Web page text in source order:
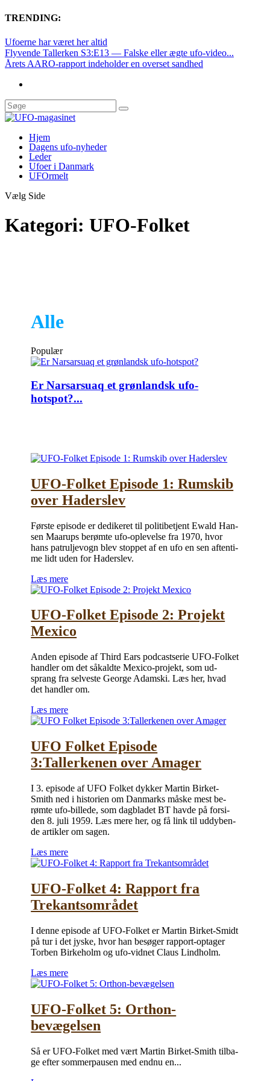
TRENDING:
Ufoerne har været her altid
Flyvende Tallerken S3:E13 — Falske eller ægte ufo-video...
Årets AARO-rapport indeholder en overset sandhed
Hjem
Dagens ufo-nyheder
Leder
Ufoer i Danmark
UFOrmelt
Vælg Side
Kategori: UFO-Folket
Alle
Populær
Er Narsarsuaq et grønlandsk ufo-
hotspot?...
UFO-Folket Episode 1: Rumskib
over Haderslev
Før­ste epi­so­de er de­di­ke­ret til po­li­ti­be­tjent Ewald Han­
sen Maarups be­røm­te ufo-op­le­vel­se fra 1970, hvor
hans pa­trul­je­vogn blev stop­pet af en ufo en sen af­ten­ti­
me lidt uden for Haderslev.
Læs mere
UFO-Folket Episode 2: Projekt
Mexico
An­den epi­so­de af Third Ears po­dcast­se­rie UFO-Fol­ket
hand­ler om det så­kald­te Me­xi­co-pro­jekt, som ud­
sprang fra sel­ve­ste Ge­or­ge Adam­ski. Læs her, hvad
det hand­ler om.
Læs mere
UFO Folket Episode
3:Tallerkenen over Amager
I 3. epi­so­de af UFO Fol­ket dyk­ker Mar­tin Bir­ket-
Smith ned i hi­sto­ri­en om Dan­marks må­ske mest be­
røm­te ufo-bil­le­de, som dag­bla­det BT hav­de på for­si­
den 8. juli 1959. Læs mere her, og få link til ud­dy­ben­
de ar­tik­ler om sagen.
Læs mere
UFO-Folket 4: Rapport fra
Trekantsområdet
I den­ne epi­so­de af UFO-Fol­ket er Mar­tin Bir­ket-Smidt
på tur i det jy­ske, hvor han be­sø­ger rap­port-op­ta­ger
Tor­ben Bir­ke­holm og ufo-vid­net Claus Lindholm.
Læs mere
UFO-Folket 5: Orthon-
bevægelsen
Så er UFO-Fol­ket med vært Mar­tin Bir­ket-Smith til­ba­
ge ef­ter som­mer­pau­sen med end­nu en...